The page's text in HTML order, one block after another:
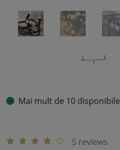
Mai mult de 10 disponibile
5 reviews